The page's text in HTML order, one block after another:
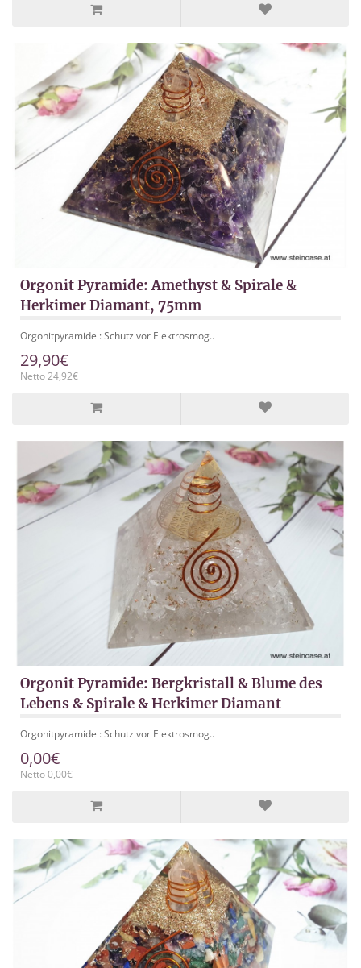
Orgonit Pyramide: Amethyst & Spirale &
Herkimer Diamant, 75mm
Orgonitpyramide : Schutz vor Elektrosmog..
29,90€
Netto 24,92€
Orgonit Pyramide: Bergkristall & Blume des
Lebens & Spirale & Herkimer Diamant
Orgonitpyramide : Schutz vor Elektrosmog..
0,00€
Netto 0,00€